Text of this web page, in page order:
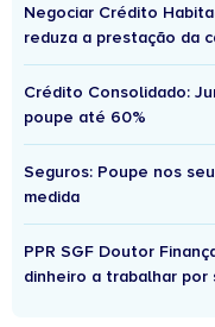
Negociar Crédito
reduza a prestação da
Crédito Consolidado:
poupe até 60%
Seguros: Poupe nos
medida
PPR SGF Doutor
dinheiro a trabalhar por